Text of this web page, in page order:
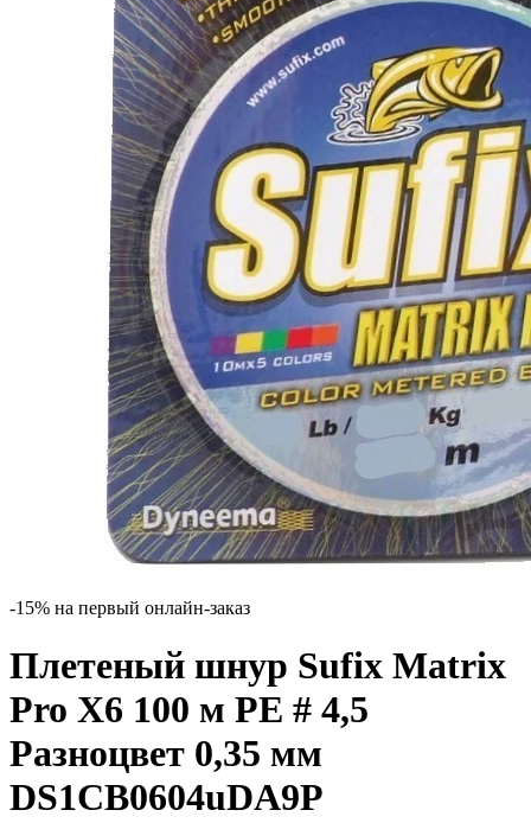
-15% на первый онлайн-заказ
Плетеный шнур Sufix Matrix
Pro X6 100 м PE # 4,5
Разноцвет 0,35 мм
DS1CB0604uDA9P